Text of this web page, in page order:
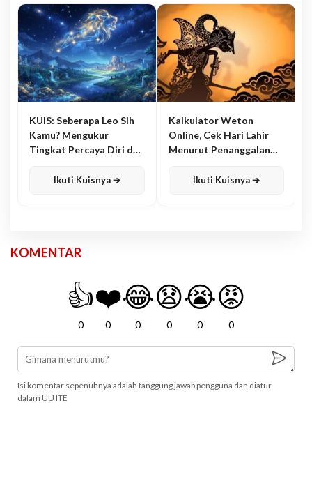
KUIS: Seberapa Leo Sih
Kamu? Mengukur
Tingkat Percaya Diri dan
Ikuti Kuisnya ➔
Kalkulator Weton
Online, Cek Hari Lahir
Menurut Penanggalan
Ikuti Kuisnya ➔
KOMENTAR
👍
0
❤️
0
😂
0
😧
0
😭
0
😡
0
Isi komentar sepenuhnya adalah tanggung jawab pengguna dan diatur
dalam UU ITE